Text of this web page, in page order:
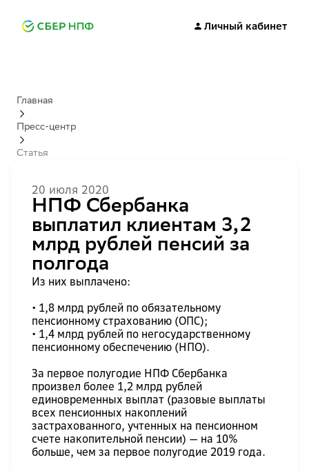
Личный кабинет
Главная
Пресс-центр
Статья
20 июля 2020
НПФ Сбербанка
выплатил клиентам 3,2
млрд рублей пенсий за
полгода
Из них выплачено:
• 1,8 млрд рублей по обязательному
пенсионному страхованию (ОПС);
• 1,4 млрд рублей по негосударственному
пенсионному обеспечению (НПО).
За первое полугодие НПФ Сбербанка
произвел более 1,2 млрд рублей
единовременных выплат (разовые выплаты
всех пенсионных накоплений
застрахованного, учтенных на пенсионном
счете накопительной пенсии) — на 10%
больше, чем за первое полугодие 2019 года.